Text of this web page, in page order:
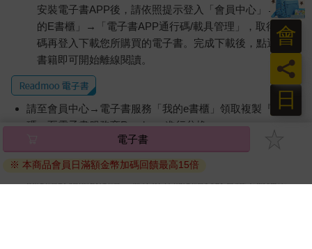
安裝電子書APP後，請依照提示登入「會員中心」→「我
的E書櫃」→「電子書APP通行碼/載具管理」，取得通行
碼再登入下載您所購買的電子書。完成下載後，點選任一
書籍即可開始離線閱讀。
請至會員中心→電子書服務「我的e書櫃」領取複製『兌換
碼』至電子書服務商Readmoo進行兌換。
退換貨須知：
因版權保護，您在金石堂所購買的電子書僅能以金石堂專屬
的閱讀軟體開啟閱讀，無法以其他閱讀器或直接下載檔案。
電子書
※ 本商品會員日滿額金幣加碼回饋最高15倍
日
員
會